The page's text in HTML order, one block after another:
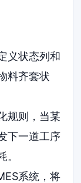
义状态列和
料齐套状
规则，当某
下一道工序
系统，将